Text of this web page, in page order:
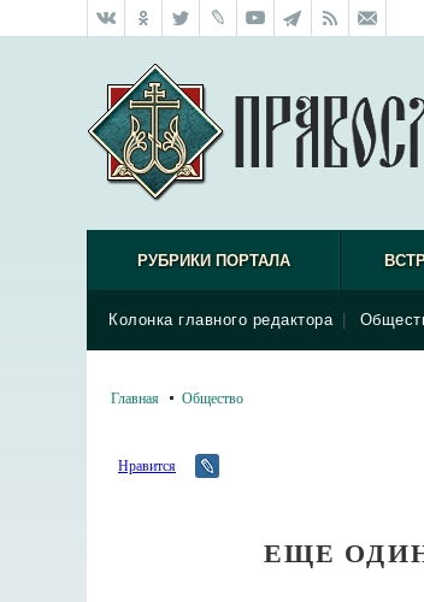
РУБРИКИ ПОРТАЛА
Колонка главного редактора
Главная Общество
Нравится
ЕЩЕ